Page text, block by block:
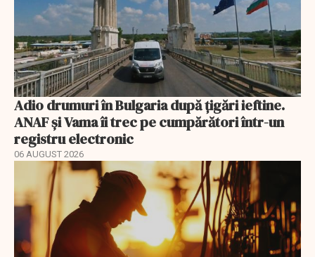
Adio drumuri în Bulgaria după țigări ieftine.
ANAF și Vama îi trec pe cumpărători într-un
registru electronic
06 AUGUST 2026